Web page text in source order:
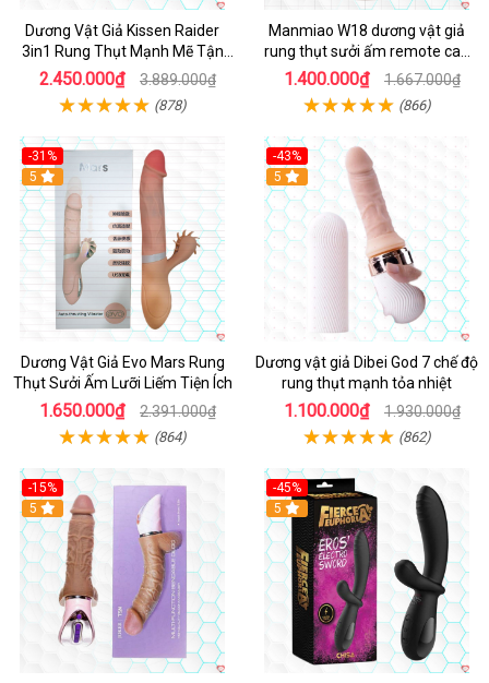
Dương Vật Giả Kissen Raider
3in1 Rung Thụt Mạnh Mẽ Tận
Hưởng
2.450.000₫ 3.889.000₫
(878)
Manmiao W18 dương vật giả
rung thụt sưởi ấm remote cao
cấp
1.400.000₫ 1.667.000₫
(866)
-31%
5
Dương Vật Giả Evo Mars Rung
Thụt Sưởi Ấm Lưỡi Liếm Tiện Ích
1.650.000₫ 2.391.000₫
(864)
-43%
Hot
5
Dương vật giả Dibei God 7 chế độ
rung thụt mạnh tỏa nhiệt
1.100.000₫ 1.930.000₫
(862)
-15%
5
-45%
5